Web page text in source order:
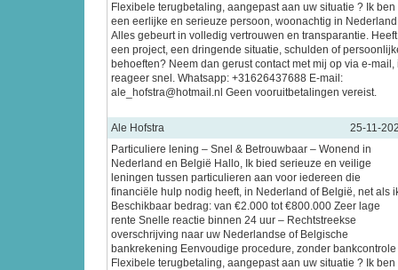
Flexibele terugbetaling, aangepast aan uw situatie ? Ik ben
een eerlijke en serieuze persoon, woonachtig in
Alles gebeurt in volledig vertrouwen en transparantie.
een project, een dringende situatie, schulden of
behoeften? Neem dan gerust contact met mij op via e-mail,
reageer snel. Whatsapp: +31626437688 E-mail:
ale_hofstra@hotmail.nl Geen vooruitbetalingen vereist.
Ale Hofstra
25-11-
Particuliere lening – Snel & Betrouwbaar – Wonend in
Nederland en België Hallo, Ik bied serieuze en veilige
leningen tussen particulieren aan voor iedereen die
financiële hulp nodig heeft, in Nederland of België, net als
Beschikbaar bedrag: van €2.000 tot €800.000 Zeer lage
rente Snelle reactie binnen 24 uur – Rechtstreekse
overschrijving naar uw Nederlandse of Belgische
bankrekening Eenvoudige procedure, zonder bankcontrole
Flexibele terugbetaling, aangepast aan uw situatie ? Ik ben